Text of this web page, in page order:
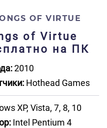
OF VIRTUE
of Virtue
на ПК
2010
Hothead Games
XP, Vista, 7, 8, 10
Intel Pentium 4